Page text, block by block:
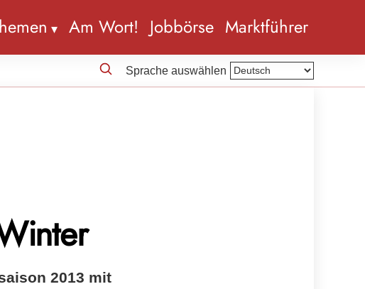
Am Wort! Jobbörse Marktführer
Sprache auswählen
2013 mit